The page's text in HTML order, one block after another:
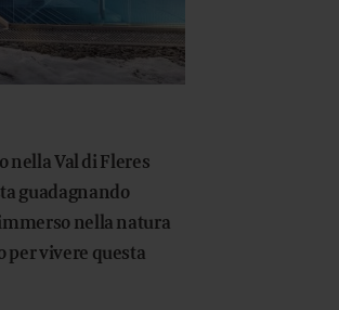
nella Val di Fleres
guadagnando
nella natura
per vivere questa